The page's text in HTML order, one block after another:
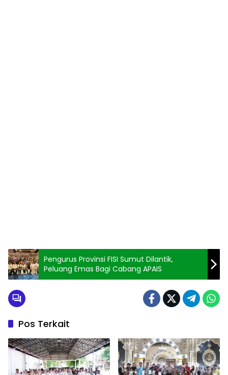
Pengurus Provinsi FISI Sumut Dilantik,
Peluang Emas Bagi Cabang APAIS
Pos Terkait